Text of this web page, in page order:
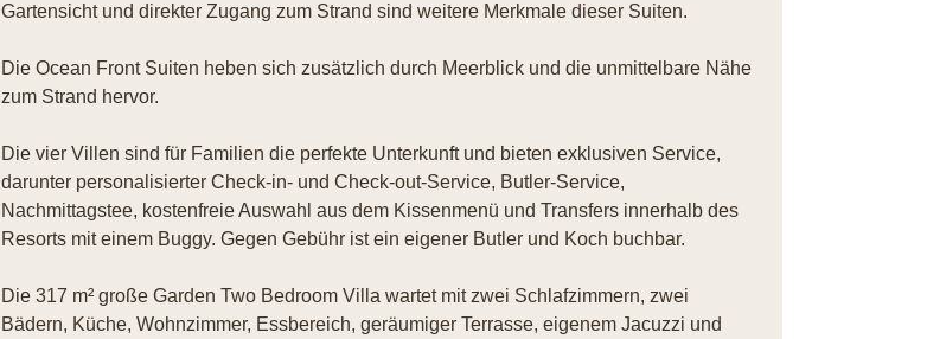
Gartensicht und direkter Zugang zum Strand sind weitere Merkmale dieser Suiten.
Die Ocean Front Suiten heben sich zusätzlich durch Meerblick und die unmittelbare Nähe
zum Strand hervor.
Die vier Villen sind für Familien die perfekte Unterkunft und bieten exklusiven Service,
darunter personalisierter Check-in- und Check-out-Service, Butler-Service,
Nachmittagstee, kostenfreie Auswahl aus dem Kissenmenü und Transfers innerhalb des
Resorts mit einem Buggy. Gegen Gebühr ist ein eigener Butler und Koch buchbar.
Die 317 m² große Garden Two Bedroom Villa wartet mit zwei Schlafzimmern, zwei
Bädern, Küche, Wohnzimmer, Essbereich, geräumiger Terrasse, eigenem Jacuzzi und